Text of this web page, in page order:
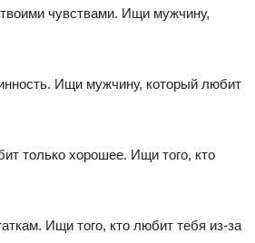
чувствами. Ищи мужчину,
Ищи мужчину, который любит
только хорошее. Ищи того, кто
Ищи того, кто любит тебя из-за